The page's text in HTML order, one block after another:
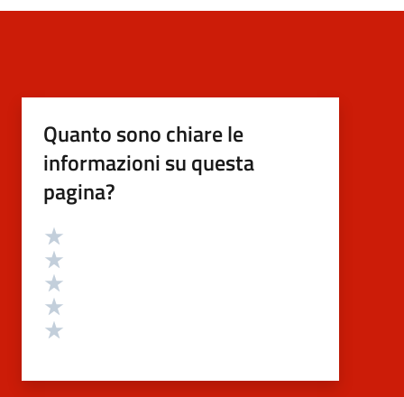
Quanto sono chiare le
informazioni su questa
pagina?
Valutazione